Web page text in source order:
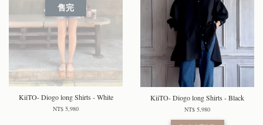
售完
KiiTO- Diogo long Shirts - White
NT$ 5,980
KiiTO- Diogo long Shirts - Black
NT$ 5,980